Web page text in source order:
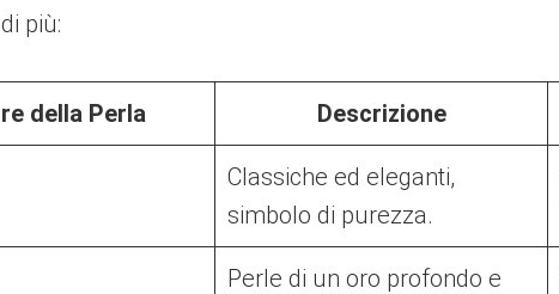
più:
della Perla Descrizione
Classiche ed eleganti,
simbolo di purezza.
Perle di un oro profondo e